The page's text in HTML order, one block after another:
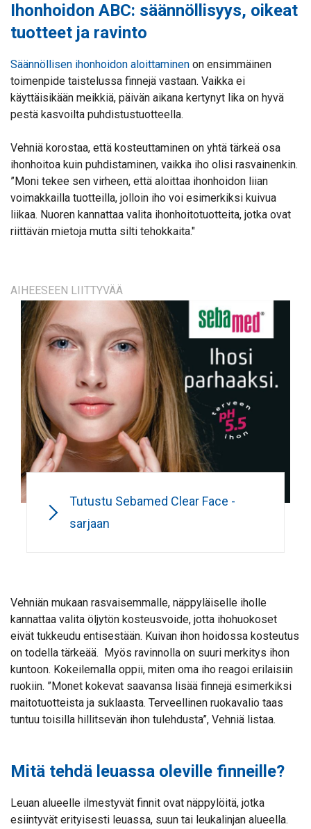
Ihonhoidon ABC: säännöllisyys, oikeat
tuotteet ja ravinto
Säännöllisen ihonhoidon aloittaminen on ensimmäinen
toimenpide taistelussa finnejä vastaan. Vaikka ei
käyttäisikään meikkiä, päivän aikana kertynyt lika on hyvä
pestä kasvoilta puhdistustuotteella.
Vehniä korostaa, että kosteuttaminen on yhtä tärkeä osa
ihonhoitoa kuin puhdistaminen, vaikka iho olisi rasvainenkin.
”Moni tekee sen virheen, että aloittaa ihonhoidon liian
voimakkailla tuotteilla, jolloin iho voi esimerkiksi kuivua
liikaa. Nuoren kannattaa valita ihonhoitotuotteita, jotka ovat
riittävän mietoja mutta silti tehokkaita."
AIHEESEEN LIITTYVÄÄ
Tutustu Sebamed Clear Face -
sarjaan
Vehniän mukaan rasvaisemmalle, näppyläiselle iholle
kannattaa valita öljytön kosteusvoide, jotta ihohuokoset
eivät tukkeudu entisestään. Kuivan ihon hoidossa kosteutus
on todella tärkeää. Myös ravinnolla on suuri merkitys ihon
kuntoon. Kokeilemalla oppii, miten oma iho reagoi erilaisiin
ruokiin. ”Monet kokevat saavansa lisää finnejä esimerkiksi
maitotuotteista ja suklaasta. Terveellinen ruokavalio taas
tuntuu toisilla hillitsevän ihon tulehdusta”, Vehniä listaa.
Mitä tehdä leuassa oleville finneille?
Leuan alueelle ilmestyvät finnit ovat näppylöitä, jotka
esiintyvät erityisesti leuassa, suun tai leukalinjan alueella.